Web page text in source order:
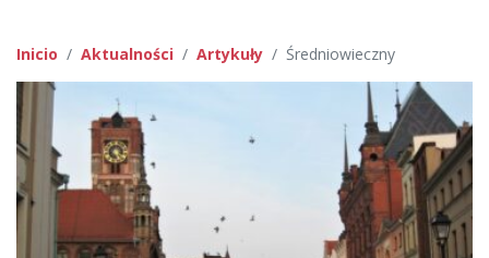
Inicio Aktualności Artykuły Średniowieczny